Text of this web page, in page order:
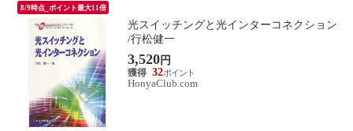
8/9時点_ポイント最大11倍
光スイッチングと光インターコネクション
/行松健一
3,520円
32
HonyaClub.com